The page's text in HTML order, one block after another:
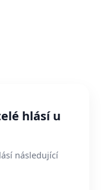
hlásí u
následující